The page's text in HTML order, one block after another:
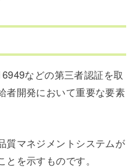
などの第三者認証を取
者開発において重要な要素
質マネジメントシステムが
を示すものです。